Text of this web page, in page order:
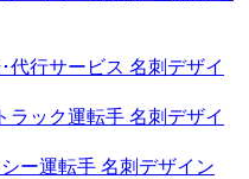
代行サービス 名刺デザイ
ラック運転手 名刺デザイ
ー運転手 名刺デザイン